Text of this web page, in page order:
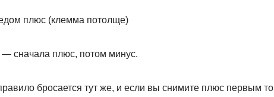
плюс (клемма потолще)
— сначала плюс, потом минус.
бросается тут же, и если вы снимите плюс первым то